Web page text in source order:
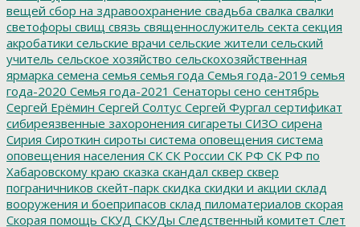
вещей сбор на здравоохранение свадьба свалка свалки
светофоры свищ связь священнослужитель секта секция
акробатики сельские врачи сельские жители сельский
учитель сельское хозяйство сельскохозяйственная
ярмарка семена семья семья года Семья года-2019 семья
года-2020 Семья года-2021 Сенаторы сено сентябрь
Сергей Ерёмин Сергей Солтус Сергей Фургал сертификат
сибиреязвенные захоронения сигареты СИЗО сирена
Сирия Сироткин сироты система оповещения система
оповещения населения СК СК России СК РФ СК РФ по
Хабаровскому краю сказка скандал сквер сквер
пограничников скейт-парк скидка скидки и акции склад
вооружения и боеприпасов склад пиломатериалов скорая
Скорая помощь СКУД СКУДы Следственный комитет Слет